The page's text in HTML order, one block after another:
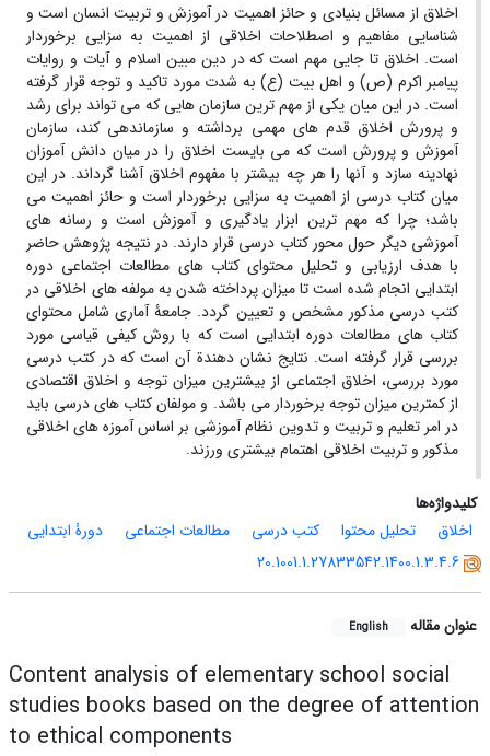
اخلاق از مسائل بنیادی و حائز اهمیت در آموزش و تربیت انسان است و
شناسایی مفاهیم و اصطلاحات اخلاقی از اهمیت به سزایی برخوردار
است. اخلاق تا جایی مهم است که در دین مبین اسلام و آیات و روایات
پیامبر اکرم (ص) و اهل بیت (ع) به شدت مورد تاکید و توجه قرار گرفته
است. در این میان یکی از مهم ترین سازمان هایی که می تواند برای رشد
و پرورش اخلاق قدم های مهمی برداشته و سازماندهی کند، سازمان
آموزش و پرورش است که می بایست اخلاق را در میان دانش آموزان
نهادینه سازد و آنها را هر چه بیشتر با مفهوم اخلاق آشنا گرداند. در این
میان کتاب درسی از اهمیت به سزایی برخوردار است و حائز اهمیت می
باشد؛ چرا که مهم ترین ابزار یادگیری و آموزش است و رسانه های
آموزشی دیگر حول محور کتاب درسی قرار دارند. در نتیجه پژوهش حاضر
با هدف ارزیابی و تحلیل محتوای کتاب های مطالعات اجتماعی دوره
ابتدایی انجام شده است تا میزان پرداخته شدن به مولفه های اخلاقی در
کتب درسی مذکور مشخص و تعیین گردد. جامعۀ آماری شامل محتوای
کتاب های مطالعات دوره ابتدایی است که با روش کیفی قیاسی مورد
بررسی قرار گرفته است. ﻧﺘﺎﯾﺞ ﻧﺸﺎن دﻫﻨﺪة آن است ﮐﻪ در ﮐﺘﺐ درﺳﯽ
ﻣﻮرد ﺑﺮرﺳﯽ، اخلاق اجتماعی از بیشترین میزان توجه و اخلاق اقتصادی
از کمترین میزان توجه برخوردار می باشد. و مولفان کتاب های درسی باید
در امر تعلیم و تربیت و تدوین نظام آموزشی بر اساس آموزه های اخلاقی
مذکور و تربیت اخلاقی اهتمام بیشتری ورزند.
کلیدواژه‌ها
اخلاق
تحلیل محتوا کتب درسی مطالعات اجتماعی
دورۀ ابتدایی
20.1001.1.27833542.1400.1.3.4.6
عنوان مقاله English
Content analysis of elementary school social
studies books based on the degree of attention
to ethical components